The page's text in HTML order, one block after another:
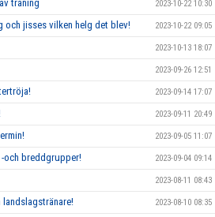
träning 2023-10-22 10:30
och jisses vilken helg det blev! 2023-10-22 09:05
2023-10-13 18:07
2023-09-26 12:51
2023-09-14 17:07
2023-09-11 20:49
2023-09-05 11:07
och breddgrupper! 2023-09-04 09:14
2023-08-11 08:43
2023-08-10 08:35